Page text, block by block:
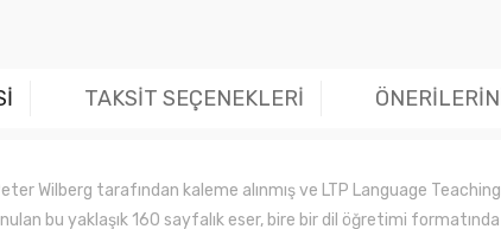
TAKSİT SEÇENEKLERİ
Wilberg tarafından kaleme alınmış ve LTP Language
bu yaklaşık 160 sayfalık eser, bire bir dil öğretimi